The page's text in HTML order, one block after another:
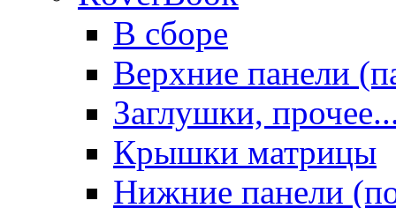
В сборе
Верхние панели
Заглушки,
Крышки матрицы
Нижние панели